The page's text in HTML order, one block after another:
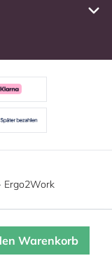
Warenkorb
Cookie-Einstellungen